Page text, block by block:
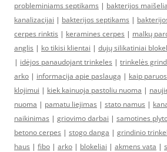
probleminiams septikams | bakterijos
kanalizacijai | bakterijos septikams |
cerpes rinktis | keramines cerpes | malkų
anglis | ko tikisi klientai | dujų silikatiniai
| idėjos panaudojant trinkeles | trinkelės
arko | informacija apie paslaugą | kaip
klojimui | kiek kainuoja pastoliu nuoma |
nuoma | pamatu liejimas | stato namus |
naikinimas | griovimo darbai | samotines
betono cerpes | stogo danga | grindinio
haus | fibo | arko | blokeliai | akmens vata |